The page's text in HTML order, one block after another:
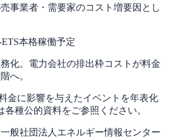
事業者・需要家のコスト増要因とし
本格稼働予定
化。電力会社の排出枠コストが料金
へ。
金に影響を与えたイベントを年表化
各種公的資料をご参照ください。
一般社団法人エネルギー情報センター